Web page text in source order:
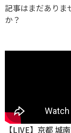
記事はまだありま
か？
【LIVE】京都 城